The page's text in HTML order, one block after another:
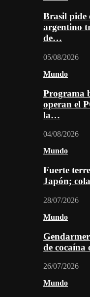
Brasil pide
argentino
de…
05/08/2026
Mundo
Programa
operan el
la…
04/08/2026
Mundo
Fuerte
Japón;
28/07/2026
Mundo
de cocaína
26/07/2026
Mundo